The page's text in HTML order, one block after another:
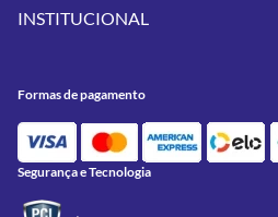
Pneus
Utilidades
Feminino
Lançamentos
Meus Pedidos
Política de Privacidade
Política de Campanhas e promoções
INSTITUCIONAL
Contato
Oficina/Serviços
Formas de pagamento
Segurança e Tecnologia